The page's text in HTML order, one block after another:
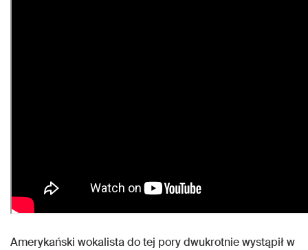
Amerykański wokalista do tej pory dwukrotnie wystąpił w